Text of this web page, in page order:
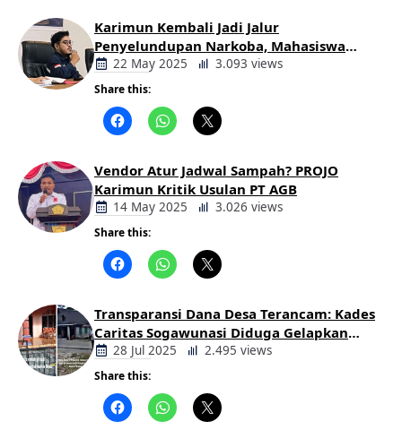
Karimun Kembali Jadi Jalur
Penyelundupan Narkoba, Mahasiswa
Desak Pemkab dan Aparat Bertindak
Tegas
22 May 2025 3.093 views
Share this:
Vendor Atur Jadwal Sampah? PROJO
Karimun Kritik Usulan PT AGB
14 May 2025 3.026 views
Share this:
Transparansi Dana Desa Terancam: Kades
Caritas Sogawunasi Diduga Gelapkan
Bantuan untuk Warga
28 Jul 2025 2.495 views
Share this: